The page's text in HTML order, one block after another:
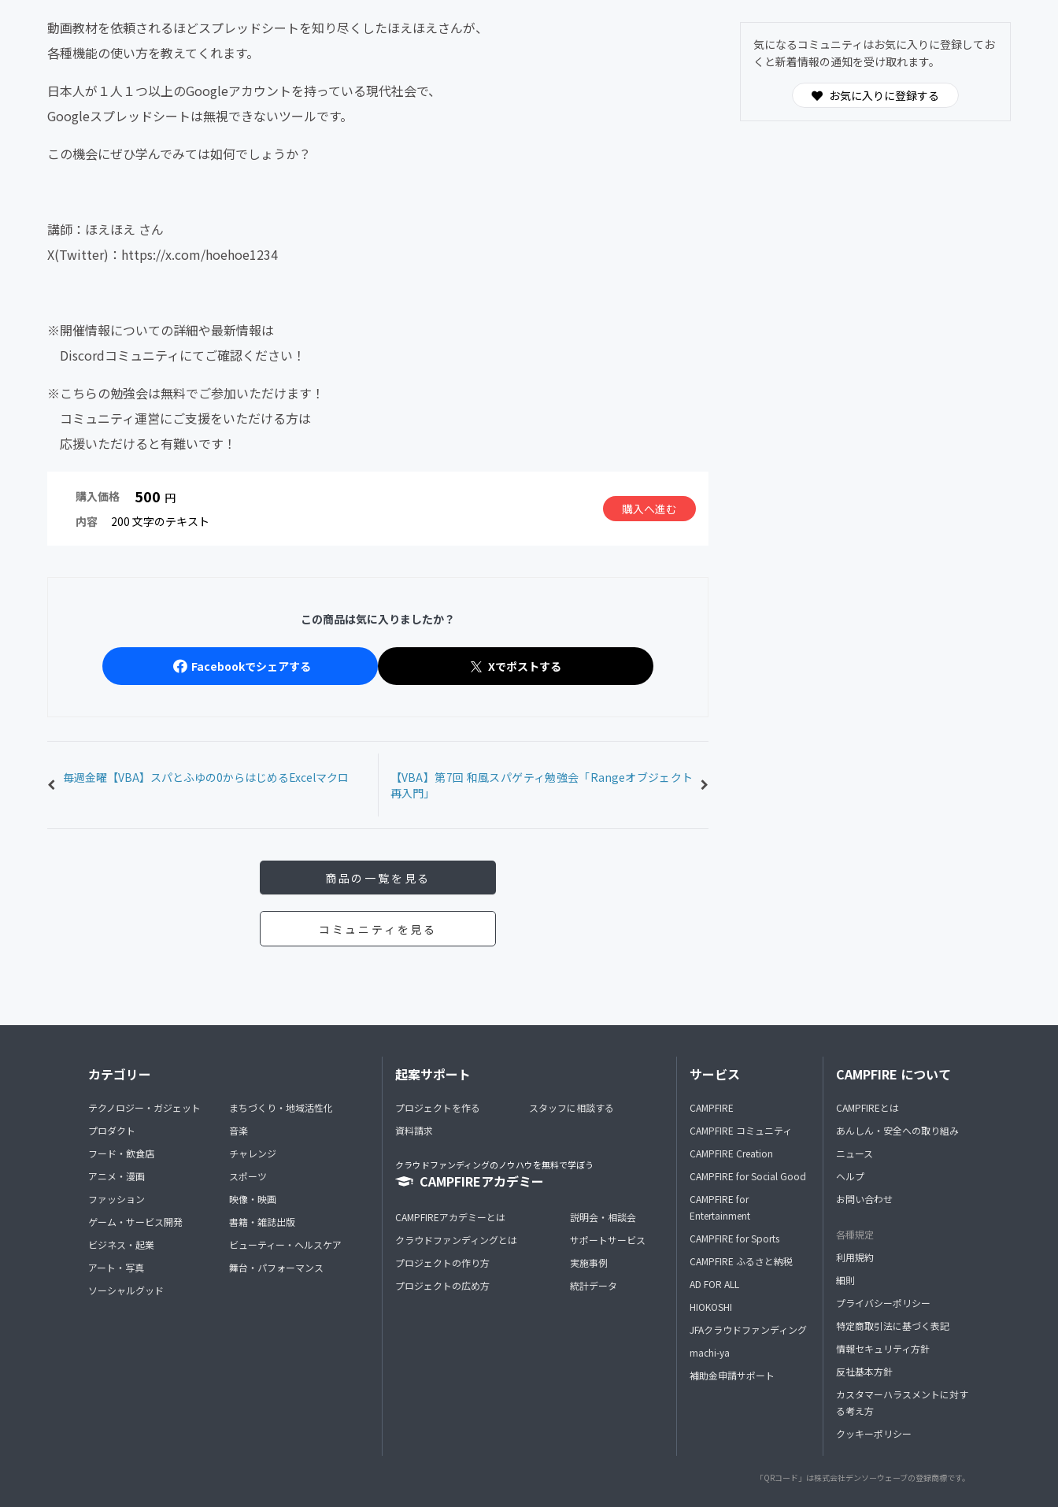
動画教材を依頼されるほどスプレッドシートを知り尽くしたほえほえさんが、
各種機能の使い方を教えてくれます。
日本人が１人１つ以上のGoogleアカウントを持っている現代社会で、
Googleスプレッドシートは無視できないツールです。
この機会にぜひ学んでみては如何でしょうか？
講師：ほえほえ さん
X(Twitter)：https://x.com/hoehoe1234
※開催情報についての詳細や最新情報は
Discordコミュニティにてご確認ください！
※こちらの勉強会は無料でご参加いただけます！
コミュニティ運営にご支援をいただける方は
応援いただけると有難いです！
購入価格 500 円
内容
200 文字のテキスト
購入へ進む
この商品は気に入りましたか？
Facebookでシェアする Xでポストする
毎週金曜【VBA】スパとふゆの0からはじめるExcelマクロ
【VBA】第7回 和風スパゲティ勉強会「Rangeオブジェクト
再入門」
商品の一覧を見る
コミュニティを見る
気になるコミュニティはお気に入りに登録してお
くと新着情報の通知を受け取れます。
お気に入りに登録する
カテゴリー
テクノロジー・ガジェット
プロダクト
フード・飲食店
アニメ・漫画
ファッション
ゲーム・サービス開発
ビジネス・起業
アート・写真
ソーシャルグッド
まちづくり・地域活性化
音楽
チャレンジ
スポーツ
映像・映画
書籍・雑誌出版
ビューティー・ヘルスケア
舞台・パフォーマンス
起案サポート
プロジェクトを作る
資料請求
スタッフに相談する
クラウドファンディングのノウハウを無料で学ぼう
CAMPFIREアカデミー
CAMPFIREアカデミーとは
クラウドファンディングとは
プロジェクトの作り方
プロジェクトの広め方
説明会・相談会
サポートサービス
実施事例
統計データ
サービス
CAMPFIRE
CAMPFIRE コミュニティ
CAMPFIRE Creation
CAMPFIRE for Social Good
CAMPFIRE for
Entertainment
CAMPFIRE for Sports
CAMPFIRE ふるさと納税
AD FOR ALL
HIOKOSHI
JFAクラウドファンディング
machi-ya
補助金申請サポート
CAMPFIRE について
CAMPFIREとは
あんしん・安全への取り組み
ニュース
ヘルプ
お問い合わせ
各種規定
利用規約
細則
プライバシーポリシー
特定商取引法に基づく表記
情報セキュリティ方針
反社基本方針
カスタマーハラスメントに対す
る考え方
クッキーポリシー
「QRコード」は株式会社デンソーウェーブの登録商標です。